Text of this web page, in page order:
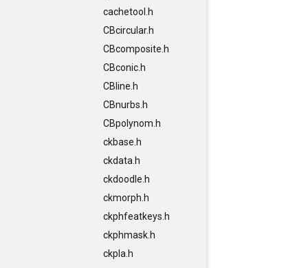
cachetool.h
CBcircular.h
CBcomposite.h
CBconic.h
CBline.h
CBnurbs.h
CBpolynom.h
ckbase.h
ckdata.h
ckdoodle.h
ckmorph.h
ckphfeatkeys.h
ckphmask.h
ckpla.h